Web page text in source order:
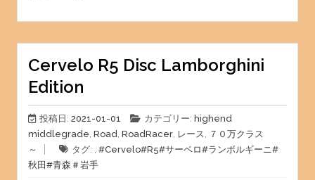
Cervelo R5 Disc Lamborghini
Edition
投稿日: 2021-01-01 カテゴリー: highend
middlegrade Road RoadRacer, レース
７０万クラス
～
タグ: , #Cervelo#R5#サーベロ#ランボルギーニ #
秋田#青森 ＃岩手